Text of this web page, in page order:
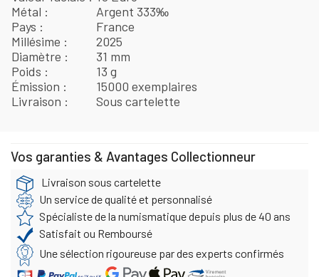
Métal
Argent 333‰
Pays
France
Millésime
2025
Diamètre
31 mm
Poids
13 g
Émission
15000 exemplaires
Livraison
Sous cartelette
Vos garanties & Avantages Collectionneur
Livraison sous cartelette
Un service de qualité et personnalisé
Spécialiste de la numismatique depuis plus de 40 ans
Satisfait ou Remboursé
Une sélection rigoureuse par des experts confirmés